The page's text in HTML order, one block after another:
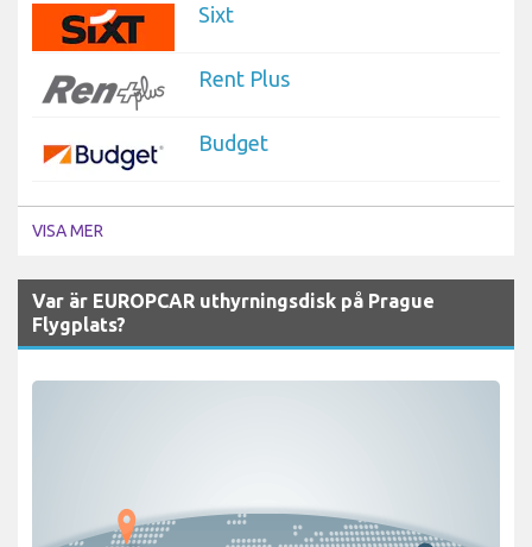
Sixt
Rent Plus
Budget
VISA MER
Var är EUROPCAR uthyrningsdisk på Prague
Flygplats?